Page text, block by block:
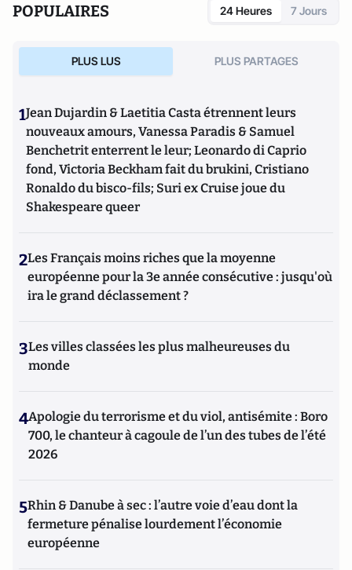
POPULAIRES 24 Heures 7 Jours
PLUS LUS PLUS PARTAGES
1Jean Dujardin & Laetitia Casta étrennent leurs
nouveaux amours, Vanessa Paradis & Samuel
Benchetrit enterrent le leur; Leonardo di Caprio
fond, Victoria Beckham fait du brukini, Cristiano
Ronaldo du bisco-fils; Suri ex Cruise joue du
Shakespeare queer
2Les Français moins riches que la moyenne
européenne pour la 3e année consécutive : jusqu'où
ira le grand déclassement ?
3Les villes classées les plus malheureuses du
monde
4Apologie du terrorisme et du viol, antisémite : Boro
700, le chanteur à cagoule de l’un des tubes de l’été
2026
5Rhin & Danube à sec : l’autre voie d’eau dont la
fermeture pénalise lourdement l’économie
européenne